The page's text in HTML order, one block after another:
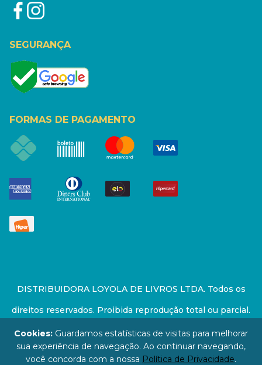
SEGURANÇA
FORMAS DE PAGAMENTO
DISTRIBUIDORA LOYOLA DE LIVROS LTDA. Todos os
direitos reservados. Proibida reprodução total ou parcial.
Preços e estoque sujeito a alterações sem aviso prévio.
67.946.814/0001-94 - LOJA - Rua Senador Feijó - São
Cookies: Guardamos estatísticas de visitas para melhorar
sua experiência de navegação. Ao continuar navegando,
você concorda com a nossa Política de Privacidade.